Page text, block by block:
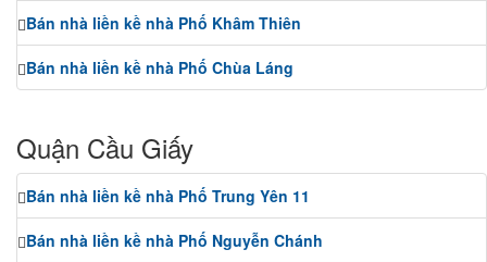
Bán nhà liền kề nhà Phố Khâm Thiên
Bán nhà liền kề nhà Phố Chùa Láng
Quận Cầu Giấy
Bán nhà liền kề nhà Phố Trung Yên 11
Bán nhà liền kề nhà Phố Nguyễn Chánh